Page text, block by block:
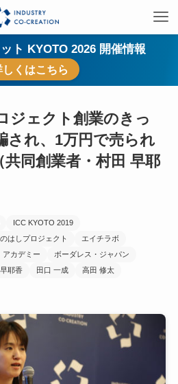
ト KYOTO 2026 開催情報
しくはこちら
ジェクト創業のきっ
され、1万円で売られ
同創業者・村田 早耶
ICC KYOTO 2019
はしプロジェクト
エイチラボ
アカデミー
ボーダレス・ジャパン
耶香 田口 一成 高田 修太